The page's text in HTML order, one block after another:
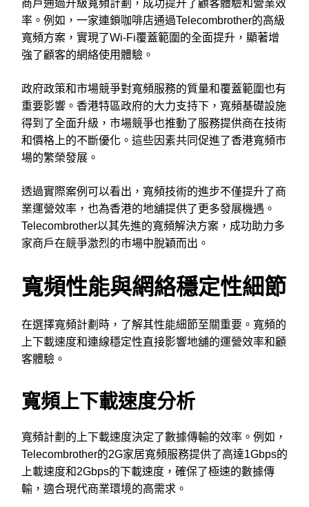
商戶通過升級寬頻計劃，成功提升了顧客體驗和營業效
率。例如，一家連鎖咖啡店通過Telecombrother的高級
寬頻方案，實現了Wi-Fi覆蓋範圍的全面提升，顯著增
強了顧客的網絡使用體驗。
政府政策和市場競爭對寬頻服務的質量和覆蓋範圍也有
重要影響。香港特區政府的大力支持下，寬頻基礎設施
得到了全面升級，市場競爭也推動了服務提供商在技術
和價格上的不斷優化。這些因素共同促進了香港寬頻市
場的繁榮發展。
透過實際案例可以看出，寬頻技術的進步不僅提升了商
業運營效率，也為香港的地舖提供了更多發展機遇。
Telecombrother以其先進的寬頻解決方案，成功助力多
家商戶在競爭激烈的市場中脫穎而出。
寬頻性能與網絡穩定性細節
在選擇寬頻計劃時，了解其性能細節至關重要。寬頻的
上下載速度和連線穩定性直接影響地舖的運營效率和顧
客體驗。
寬頻上下載速度分析
寬頻計劃的上下載速度決定了數據傳輸的效率。例如，
Telecombrother的2G家居寬頻服務提供了高達1Gbps的
上載速度和2Gbps的下載速度，確保了極速的數據傳
輸，適合現代商業環境的高需求。